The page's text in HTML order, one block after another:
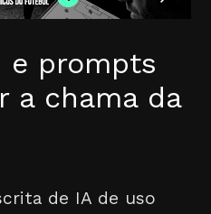
e prompts
a chama da
de IA de uso